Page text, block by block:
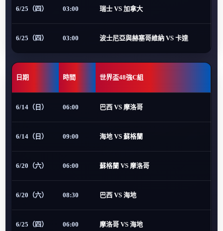
6/25（四） 03:00 瑞士 VS 加拿大
6/25（四） 03:00 波士尼亞與赫塞哥維納 VS 卡達
日期 時間 世界盃48強C組
6/14（日） 06:00 巴西 VS 摩洛哥
6/14（日） 09:00 海地 VS 蘇格蘭
6/20（六） 06:00 蘇格蘭 VS 摩洛哥
6/20（六） 08:30 巴西 VS 海地
6/25（四） 06:00 摩洛哥 VS 海地